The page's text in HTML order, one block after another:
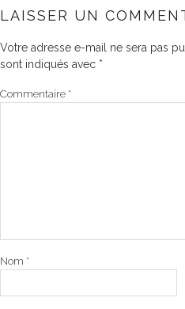
LAISSER UN
Votre adresse e-mail ne sera pas
sont indiqués avec *
Commentaire *
Nom *